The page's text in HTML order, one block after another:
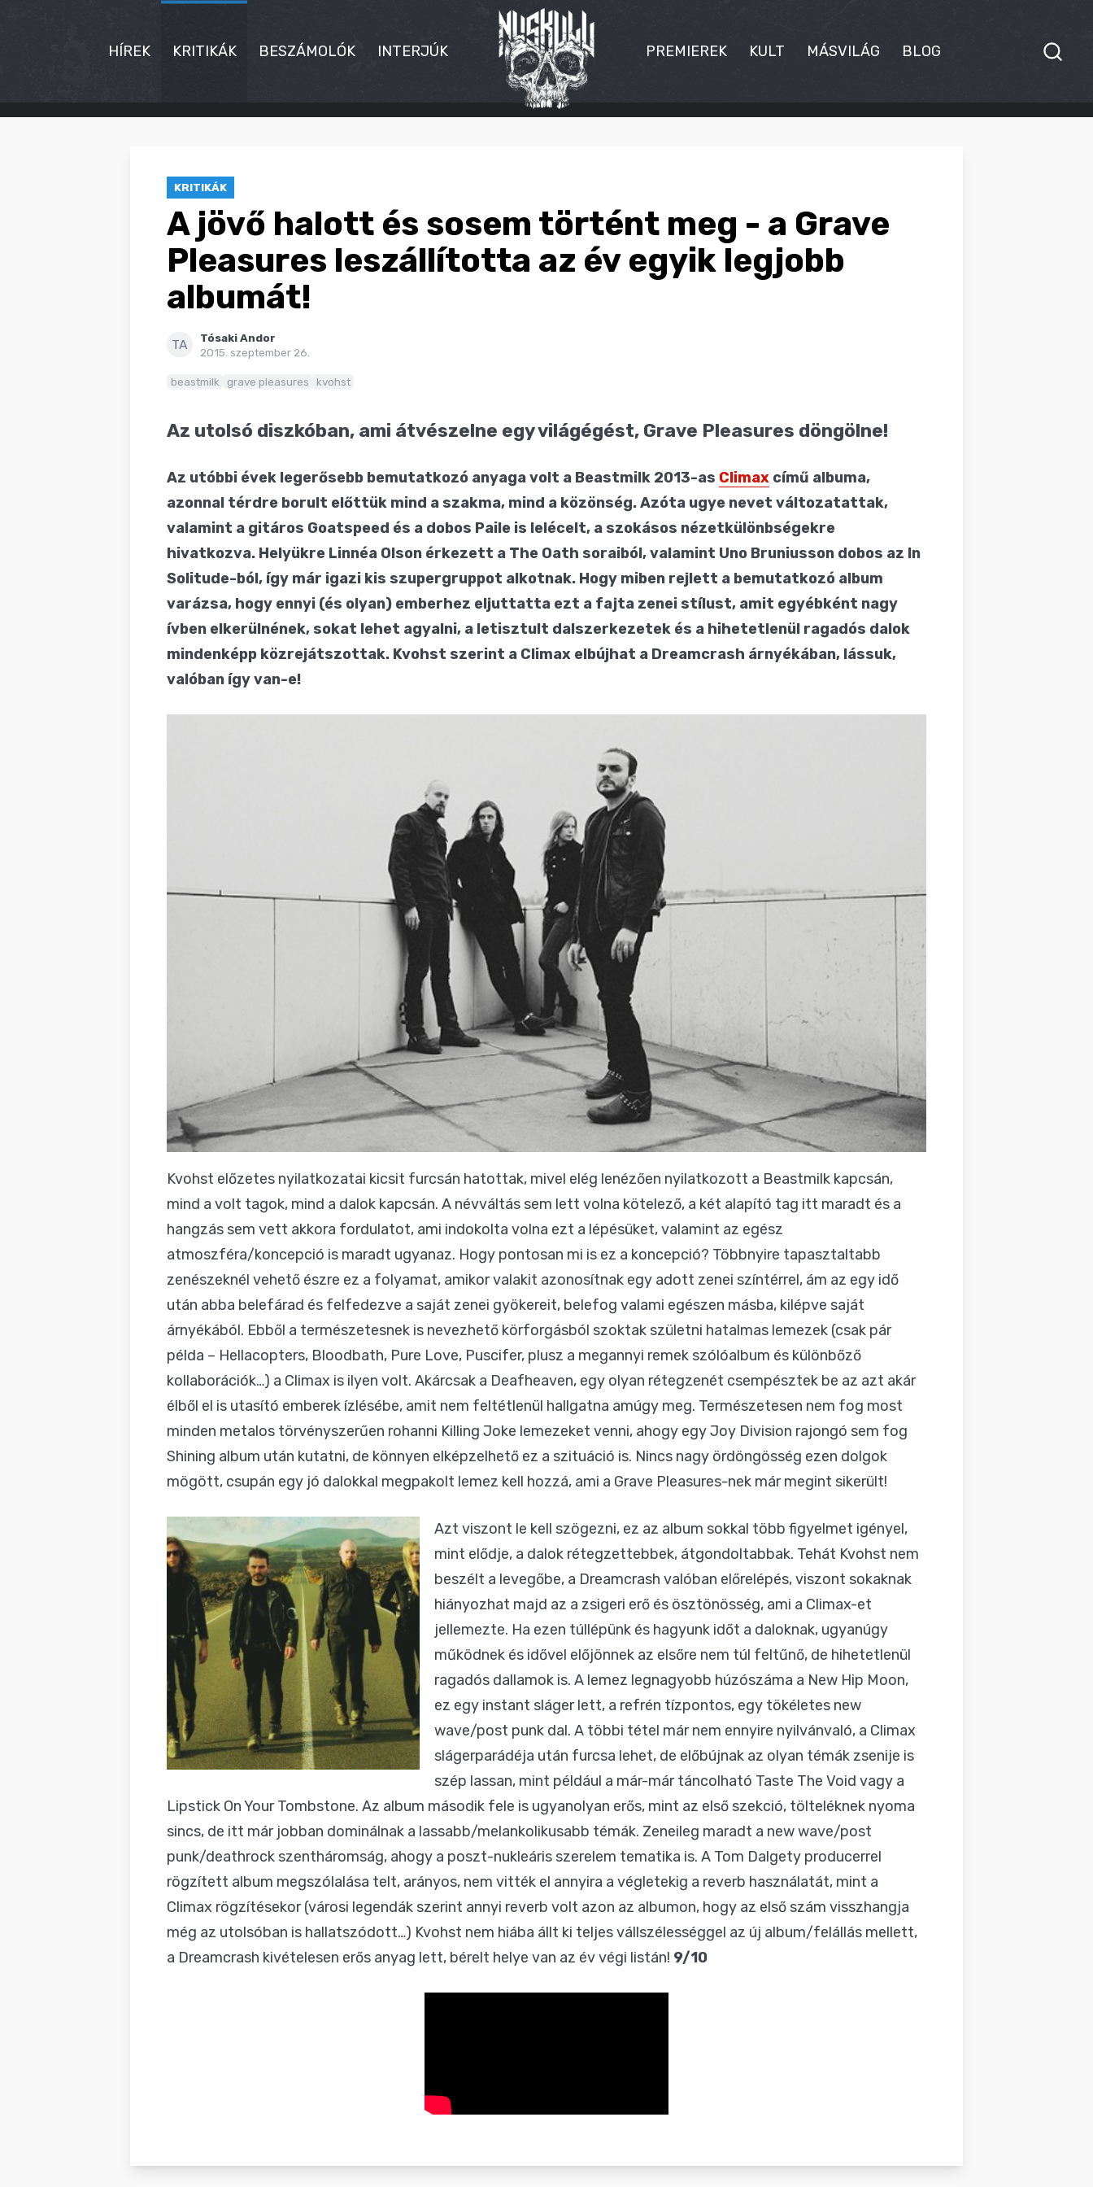
HÍREK KRITIKÁK BESZÁMOLÓK INTERJÚK PREMIEREK KULT MÁSVILÁG BLOG
HÍREK
KRITIKÁK
A jövő halott és sosem történt meg - a Grave
Pleasures leszállította az év egyik legjobb
albumát!
TA
Tósaki Andor
2015. szeptember 26.
beastmilk grave pleasures kvohst
Az utolsó diszkóban, ami átvészelne egy világégést, Grave Pleasures döngölne!
Az utóbbi évek legerősebb bemutatkozó anyaga volt a Beastmilk 2013-as Climax című albuma,
azonnal térdre borult előttük mind a szakma, mind a közönség. Azóta ugye nevet változatattak,
valamint a gitáros Goatspeed és a dobos Paile is lelécelt, a szokásos nézetkülönbségekre
hivatkozva. Helyükre Linnéa Olson érkezett a The Oath soraiból, valamint Uno Bruniusson dobos az In
Solitude-ból, így már igazi kis szupergruppot alkotnak. Hogy miben rejlett a bemutatkozó album
varázsa, hogy ennyi (és olyan) emberhez eljuttatta ezt a fajta zenei stílust, amit egyébként nagy
ívben elkerülnének, sokat lehet agyalni, a letisztult dalszerkezetek és a hihetetlenül ragadós dalok
mindenképp közrejátszottak. Kvohst szerint a Climax elbújhat a Dreamcrash árnyékában, lássuk,
valóban így van-e!
Kvohst előzetes nyilatkozatai kicsit furcsán hatottak, mivel elég lenézően nyilatkozott a Beastmilk kapcsán,
mind a volt tagok, mind a dalok kapcsán. A névváltás sem lett volna kötelező, a két alapító tag itt maradt és a
hangzás sem vett akkora fordulatot, ami indokolta volna ezt a lépésüket, valamint az egész
atmoszféra/koncepció is maradt ugyanaz. Hogy pontosan mi is ez a koncepció? Többnyire tapasztaltabb
zenészeknél vehető észre ez a folyamat, amikor valakit azonosítnak egy adott zenei színtérrel, ám az egy idő
után abba belefárad és felfedezve a saját zenei gyökereit, belefog valami egészen másba, kilépve saját
árnyékából. Ebből a természetesnek is nevezhető körforgásból szoktak születni hatalmas lemezek (csak pár
példa – Hellacopters, Bloodbath, Pure Love, Puscifer, plusz a megannyi remek szólóalbum és különbőző
kollaborációk…) a Climax is ilyen volt. Akárcsak a Deafheaven, egy olyan rétegzenét csempésztek be az azt akár
élből el is utasító emberek ízlésébe, amit nem feltétlenül hallgatna amúgy meg. Természetesen nem fog most
minden metalos törvényszerűen rohanni Killing Joke lemezeket venni, ahogy egy Joy Division rajongó sem fog
Shining album után kutatni, de könnyen elképzelhető ez a szituáció is. Nincs nagy ördöngösség ezen dolgok
mögött, csupán egy jó dalokkal megpakolt lemez kell hozzá, ami a Grave Pleasures-nek már megint sikerült!
Azt viszont le kell szögezni, ez az album sokkal több figyelmet igényel,
mint elődje, a dalok rétegzettebbek, átgondoltabbak. Tehát Kvohst nem
beszélt a levegőbe, a Dreamcrash valóban előrelépés, viszont sokaknak
hiányozhat majd az a zsigeri erő és ösztönösség, ami a Climax-et
jellemezte. Ha ezen túllépünk és hagyunk időt a daloknak, ugyanúgy
működnek és idővel előjönnek az elsőre nem túl feltűnő, de hihetetlenül
ragadós dallamok is. A lemez legnagyobb húzószáma a New Hip Moon,
ez egy instant sláger lett, a refrén tízpontos, egy tökéletes new
wave/post punk dal. A többi tétel már nem ennyire nyilvánvaló, a Climax
slágerparádéja után furcsa lehet, de előbújnak az olyan témák zsenije is
szép lassan, mint például a már-már táncolható Taste The Void vagy a
Lipstick On Your Tombstone. Az album második fele is ugyanolyan erős, mint az első szekció, tölteléknek nyoma
sincs, de itt már jobban dominálnak a lassabb/melankolikusabb témák. Zeneileg maradt a new wave/post
punk/deathrock szentháromság, ahogy a poszt-nukleáris szerelem tematika is. A Tom Dalgety producerrel
rögzített album megszólalása telt, arányos, nem vitték el annyira a végletekig a reverb használatát, mint a
Climax rögzítésekor (városi legendák szerint annyi reverb volt azon az albumon, hogy az első szám visszhangja
még az utolsóban is hallatszódott…) Kvohst nem hiába állt ki teljes vállszélességgel az új album/felállás mellett,
a Dreamcrash kivételesen erős anyag lett, bérelt helye van az év végi listán! 9/10